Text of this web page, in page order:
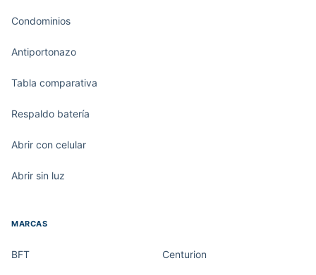
Condominios
Antiportonazo
Tabla comparativa
Respaldo batería
Abrir con celular
Abrir sin luz
MARCAS
BFT Centurion